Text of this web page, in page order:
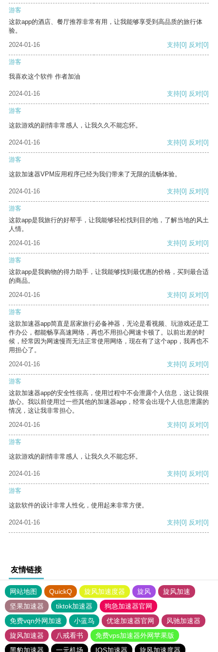
游客
这款app的酒店、餐厅推荐非常有用，让我能够享受到高品质的旅行体
验。
2024-01-16
支持[0] 反对[0]
游客
我喜欢这个软件 作者加油
2024-01-16 支持[0] 反对[0]
游客
这款游戏的剧情非常感人，让我久久不能忘怀。
2024-01-16 支持[0] 反对[0]
游客
这款加速器VPM应用程序已经为我们带来了无限的流畅体验。
2024-01-16 支持[0] 反对[0]
游客
这款app是我旅行的好帮手，让我能够轻松找到目的地，了解当地的风土
人情。
2024-01-16
支持[0] 反对[0]
游客
这款app是我购物的得力助手，让我能够找到最优惠的价格，买到最合适
的商品。
2024-01-16
支持[0] 反对[0]
游客
这款加速器app简直是居家旅行必备神器，无论是看视频、玩游戏还是工
作办公，都能畅享高速网络，再也不用担心网速卡顿了。以前出差的时
候，经常因为网速慢而无法正常使用网络，现在有了这个app，我再也不
用担心了。
2024-01-16
支持[0] 反对[0]
游客
这款加速器app的安全性很高，使用过程中不会泄露个人信息，这让我很
放心。我以前使用过一些其他的加速器app，经常会出现个人信息泄露的
情况，这让我非常担心。
2024-01-16
支持[0] 反对[0]
游客
这款游戏的剧情非常感人，让我久久不能忘怀。
2024-01-16 支持[0] 反对[0]
游客
这款软件的设计非常人性化，使用起来非常方便。
2024-01-16 支持[0] 反对[0]
友情链接
网站地图 QuickQ 旋风加速度器 旋风
旋风加速
坚果加速器
tiktok加速器
狗急加速器官网
免费vqn外网加速
小蓝鸟 优途加速器官网
风驰加速器
旋风加速器
八戒看书
免费vps加速器外网苹果版
黑豹加速器
一元机场 IOS加速器 旋风加速度器